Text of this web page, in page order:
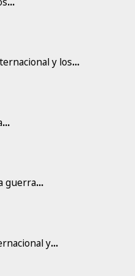
y los...
...
guerra...
y...